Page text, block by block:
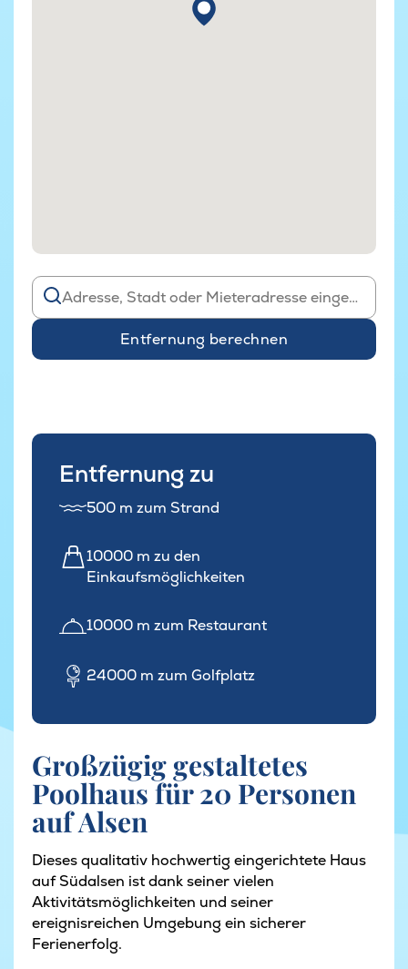
Entfernung berechnen
Entfernung zu
500 m zum Strand
10000 m zu den
Einkaufsmöglichkeiten
10000 m zum Restaurant
24000 m zum Golfplatz
Großzügig gestaltetes
Poolhaus für 20 Personen
auf Alsen
Dieses qualitativ hochwertig eingerichtete Haus
auf Südalsen ist dank seiner vielen
Aktivitätsmöglichkeiten und seiner
ereignisreichen Umgebung ein sicherer
Ferienerfolg.